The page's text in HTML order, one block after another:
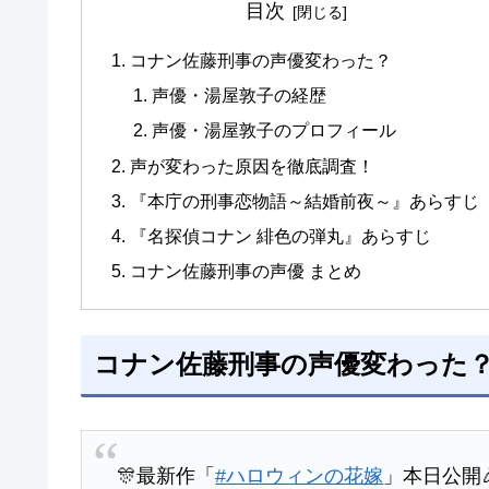
目次
コナン佐藤刑事の声優変わった？
声優・湯屋敦子の経歴
声優・湯屋敦子のプロフィール
声が変わった原因を徹底調査！
『本庁の刑事恋物語～結婚前夜～』あらすじ
『名探偵コナン 緋色の弾丸』あらすじ
コナン佐藤刑事の声優 まとめ
コナン佐藤刑事の声優変わった
🎊最新作「#ハロウィンの花嫁 」本日公開